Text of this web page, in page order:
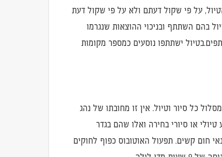
על פי שקול דעתם ולא על פי שקול דעת
בהם השתתף ובניכוי ההוצאות שנגרמו
מקסימאלי של משתתפים.בטיול ישתתפו נוסעים כמספר מקומות
כל סיור וטיול. אין זו מחובתו של נהג
או סיורי בחירה ואלו שהם בגדר
חום קשים. תפעול האוטובוס כפוף לחוקים